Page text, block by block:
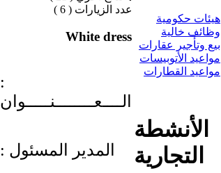
عدد الزيارات ( 6 )
White dress
:
الــــعــــــــنـــــوان
: المدير المسئول
هيئات حكومية
وظائف خالية
بيع وتأجير عقارات
مواعيد الأتوبيسات
مواعيد القطارات
الأنشطة
التجارية